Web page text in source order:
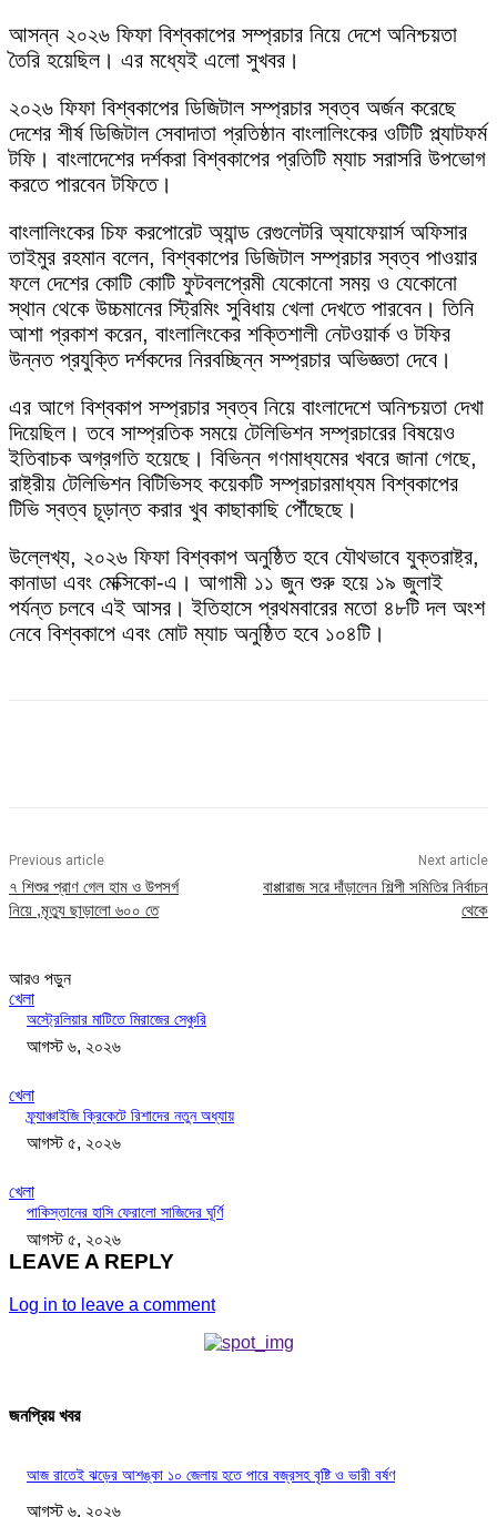
আসন্ন ২০২৬ ফিফা বিশ্বকাপের সম্প্রচার নিয়ে দেশে অনিশ্চয়তা
তৈরি হয়েছিল। এর মধ্যেই এলো সুখবর।
২০২৬ ফিফা বিশ্বকাপের ডিজিটাল সম্প্রচার স্বত্ব অর্জন করেছে
দেশের শীর্ষ ডিজিটাল সেবাদাতা প্রতিষ্ঠান বাংলালিংকের ওটিটি প্ল্যাটফর্ম
টফি। বাংলাদেশের দর্শকরা বিশ্বকাপের প্রতিটি ম্যাচ সরাসরি উপভোগ
করতে পারবেন টফিতে।
বাংলালিংকের চিফ করপোরেট অ্যান্ড রেগুলেটরি অ্যাফেয়ার্স অফিসার
তাইমুর রহমান বলেন, বিশ্বকাপের ডিজিটাল সম্প্রচার স্বত্ব পাওয়ার
ফলে দেশের কোটি কোটি ফুটবলপ্রেমী যেকোনো সময় ও যেকোনো
স্থান থেকে উচ্চমানের স্ট্রিমিং সুবিধায় খেলা দেখতে পারবেন। তিনি
আশা প্রকাশ করেন, বাংলালিংকের শক্তিশালী নেটওয়ার্ক ও টফির
উন্নত প্রযুক্তি দর্শকদের নিরবচ্ছিন্ন সম্প্রচার অভিজ্ঞতা দেবে।
এর আগে বিশ্বকাপ সম্প্রচার স্বত্ব নিয়ে বাংলাদেশে অনিশ্চয়তা দেখা
দিয়েছিল। তবে সাম্প্রতিক সময়ে টেলিভিশন সম্প্রচারের বিষয়েও
ইতিবাচক অগ্রগতি হয়েছে। বিভিন্ন গণমাধ্যমের খবরে জানা গেছে,
রাষ্ট্রীয় টেলিভিশন বিটিভিসহ কয়েকটি সম্প্রচারমাধ্যম বিশ্বকাপের
টিভি স্বত্ব চূড়ান্ত করার খুব কাছাকাছি পৌঁছেছে।
উল্লেখ্য, ২০২৬ ফিফা বিশ্বকাপ অনুষ্ঠিত হবে যৌথভাবে যুক্তরাষ্ট্র,
কানাডা এবং মেক্সিকো-এ। আগামী ১১ জুন শুরু হয়ে ১৯ জুলাই
পর্যন্ত চলবে এই আসর। ইতিহাসে প্রথমবারের মতো ৪৮টি দল অংশ
নেবে বিশ্বকাপে এবং মোট ম্যাচ অনুষ্ঠিত হবে ১০৪টি।
Previous article
৭ শিশুর প্রাণ গেল হাম ও উপসর্গ
নিয়ে ,মৃত্যু ছাড়ালো ৬০০ তে
Next article
বাপ্পারাজ সরে দাঁড়ালেন শিল্পী সমিতির নির্বাচন
থেকে
আরও পড়ুন
খেলা
অস্ট্রেলিয়ার মাটিতে মিরাজের সেঞ্চুরি
আগস্ট ৬, ২০২৬
খেলা
ফ্র্যাঞ্চাইজি ক্রিকেটে রিশাদের নতুন অধ্যায়
আগস্ট ৫, ২০২৬
খেলা
পাকিস্তানের হাসি ফেরালো সাজিদের ঘূর্ণি
আগস্ট ৫, ২০২৬
LEAVE A REPLY
Log in to leave a comment
জনপ্রিয় খবর
আজ রাতেই ঝড়ের আশঙ্কা ১০ জেলায় হতে পারে বজ্রসহ বৃষ্টি ও ভারী বর্ষণ
আগস্ট ৬, ২০২৬